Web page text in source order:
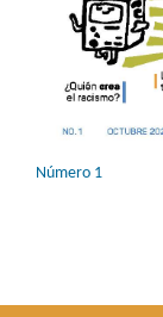
Número 1